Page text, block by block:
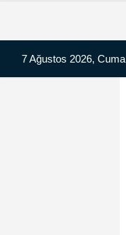
7 Ağustos 2026, Cuma